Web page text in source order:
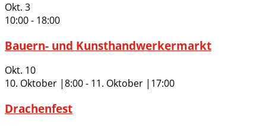
Okt. 3
10:00- 18:00
Bauern- und Kunsthandwerkermarkt
Okt. 10
10. Oktober |8:00- 11. Oktober |17:00
Drachenfest